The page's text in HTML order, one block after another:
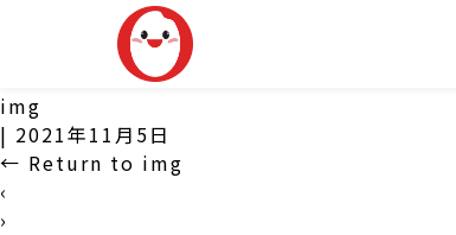
img
| 2021年11月5日
← Return to img
‹
›